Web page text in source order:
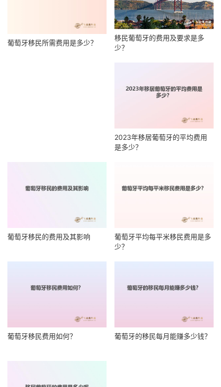
葡萄牙移民所需费用是多少？
移民葡萄牙的费用及要求是多
少？
2023年移居葡萄牙的平均费用
是多少？
葡萄牙移民的费用及其影响
葡萄牙平均每平米移民费用是多
少？
葡萄牙移民费用如何？ 葡萄牙的移民每月能赚多少钱？